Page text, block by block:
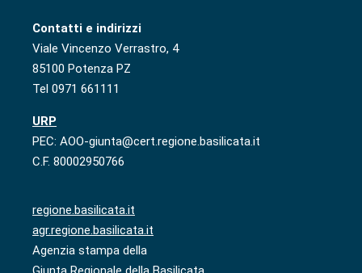
Contatti e indirizzi
Viale Vincenzo Verrastro, 4
85100 Potenza PZ
Tel 0971 661111
URP
PEC: AOO-giunta@cert.regione.basilicata.it
C.F. 80002950766
regione.basilicata.it
agr.regione.basilicata.it
Agenzia stampa della